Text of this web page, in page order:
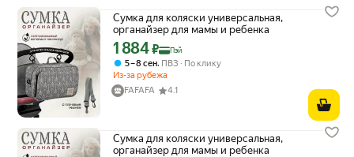
Сумка для коляски универсальная,
органайзер для мамы и ребенка
Цена с картой Яндекс Пэй 1884 ₽ вместо
1 884₽ Пэй
5 – 8 сен, ПВЗ
По клику
Из-за рубежа
FAFAFA
4.1
Сумка для коляски универсальная,
органайзер для мамы и ребенка